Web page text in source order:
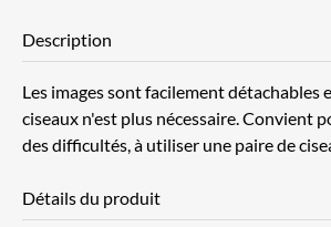
Description
Les images sont facilement détachables
ciseaux n'est plus nécessaire. Convient
des difficultés, à utiliser une paire de
Détails du produit